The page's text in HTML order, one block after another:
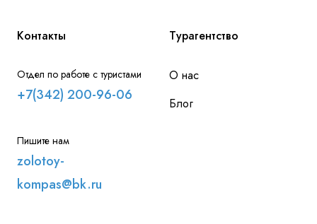
Контакты
Отдел по работе с туристами
+7(342) 200-96-06
Пишите нам
zolotoy-
kompas@bk.ru
Турагентство
О нас
Блог